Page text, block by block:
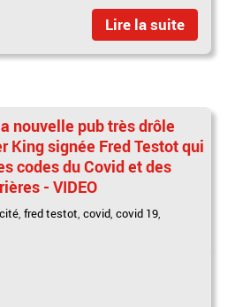
Lire la suite
nouvelle pub très drôle
King signée Fred Testot qui
codes du Covid et des
- VIDEO
,fred testot,covid,covid 19,